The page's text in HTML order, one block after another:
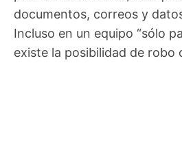
documentos, correos y
Incluso en un equipo “sólo
existe la posibilidad de robo